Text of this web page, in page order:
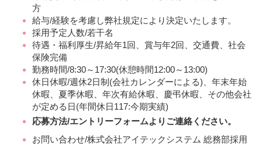
方
給与/経験を考慮し弊社規定により決定いたします。
採用予定人数/若干名
待遇・福利厚生/昇給年1回、賞与年2回、交通費、社会
保険完備
勤務時間/8:30～17:30(休憩時間12:00～13:00)
休日休暇/週休2日制(会社カレンダーによる)、年末年始
休暇、夏季休暇、年次有給休暇、慶弔休暇、その他会社
が定める日(年間休日117:今期実績)
応募方法/エントリーフォームよりご連絡ください。
お問い合わせ/株式会社アイテックシステム 総務部採用